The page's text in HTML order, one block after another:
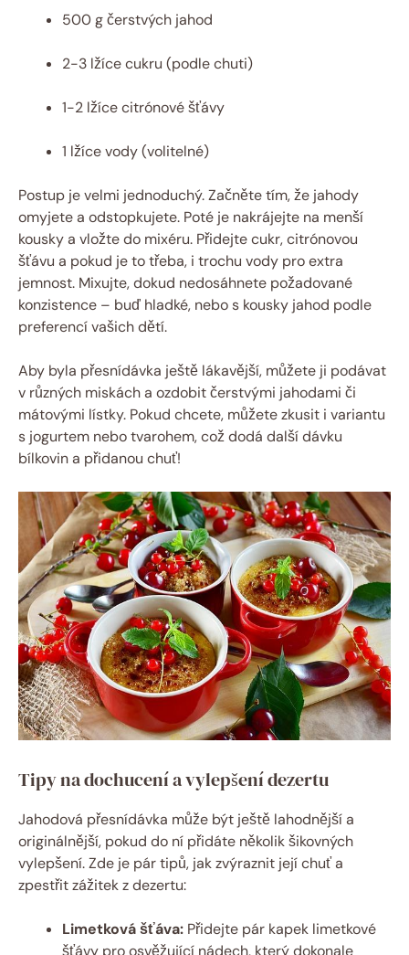
500 g čerstvých jahod
2-3 lžíce cukru (podle chuti)
1-2 lžíce citrónové šťávy
1 lžíce vody (volitelné)
Postup je velmi jednoduchý. Začněte tím, že jahody
omyjete a odstopkujete. Poté je nakrájejte na menší
kousky a vložte do mixéru. Přidejte cukr, citrónovou
šťávu a pokud je to třeba, i trochu vody pro extra
jemnost. Mixujte, dokud nedosáhnete požadované
konzistence – buď hladké, nebo s kousky jahod podle
preferencí vašich dětí.
Aby byla přesnídávka ještě lákavější, můžete ji podávat
v různých miskách a ozdobit čerstvými jahodami či
mátovými lístky. Pokud chcete, můžete zkusit i variantu
s jogurtem nebo tvarohem, což dodá další dávku
bílkovin a přidanou chuť!
Tipy na dochucení a vylepšení dezertu
Jahodová přesnídávka může být ještě lahodnější a
originálnější, pokud do ní přidáte několik šikovných
vylepšení. Zde je pár tipů, jak zvýraznit její chuť a
zpestřit zážitek z dezertu:
Limetková šťáva: Přidejte pár kapek limetkové